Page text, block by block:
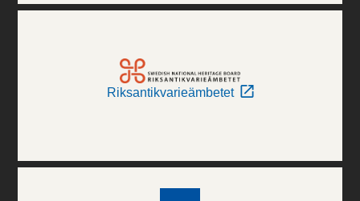
Riksantikvarieämbetet